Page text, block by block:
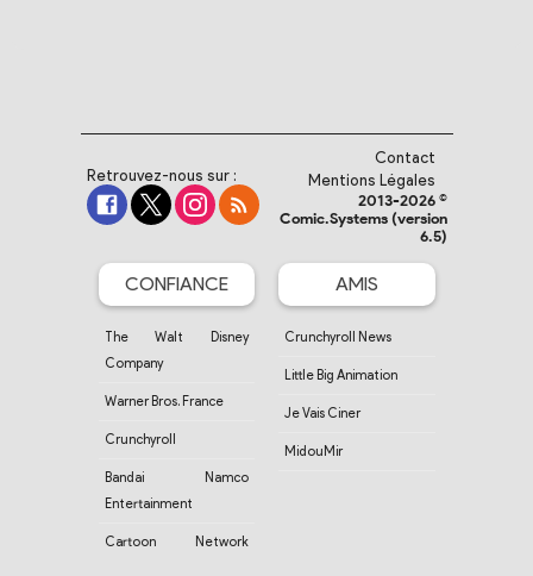
Retrouvez-nous sur :
Contact
Mentions Légales
2013-2026 ©
Comic.Systems (version
6.5)
CONFIANCE
The Walt Disney
Company
Warner Bros. France
Crunchyroll
Bandai Namco
Entertainment
Cartoon Network
AMIS
Crunchyroll News
Little Big Animation
Je Vais Ciner
MidouMir